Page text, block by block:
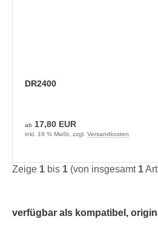
DR2400
ab 17,80 EUR
inkl. 19 % MwSt. zzgl. Versandkosten
Zeige 1 bis 1 (von insgesamt 1
verfügbar als kompatibel,